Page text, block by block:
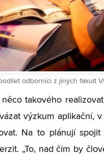
odborníci z jiných fakult
takového
výzkum aplikační,
Na to plánují
„To, nad čím by